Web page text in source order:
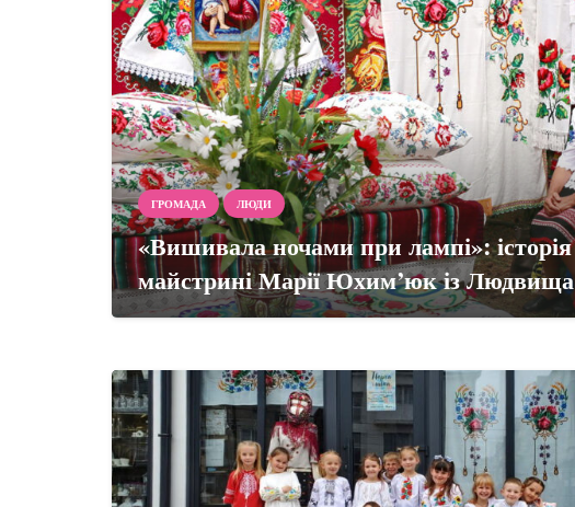
ГРОМАДА ЛЮДИ
«Вишивала ночами при лампі»: історія
майстрині Марії Юхим’юк із Людвища